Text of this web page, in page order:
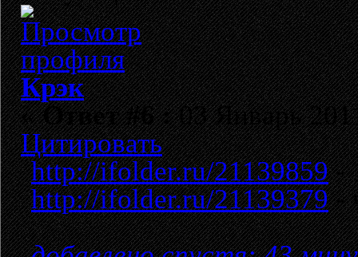
Крэк
«Ответ #6 :03 Январь
Цитировать
http://ifolder.ru/21139859-
http://ifolder.ru/21139379-